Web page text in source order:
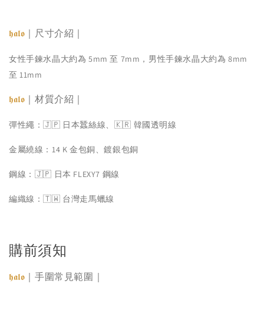
𝖍𝖆𝖑𝖔 ｜尺寸介紹｜
女性手鍊水晶大約為 5mm 至 7mm，男性手鍊水晶大約為 8mm
至 11mm
𝖍𝖆𝖑𝖔 ｜材質介紹｜
彈性繩：🇯🇵 日本蠶絲線、🇰🇷 韓國透明線
金屬繞線：14 K 金包銅、鍍銀包銅
鋼線：🇯🇵 日本 FLEXY7 鋼線
編織線：🇹🇼 台灣走馬蠟線
購前須知
𝖍𝖆𝖑𝖔 ｜手圍常見範圍｜